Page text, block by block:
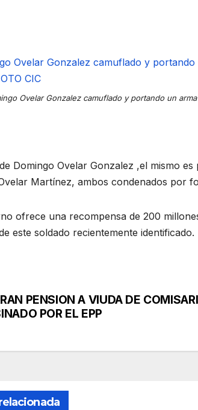
Ovelar Gonzalez camuflado y portando un
Domingo Ovelar Gonzalez ,el mismo
Martínez, ambos condenados por
ofrece una recompensa de 200
este soldado recientemente identificado.
PENSION A VIUDA DE
POR EL EPP